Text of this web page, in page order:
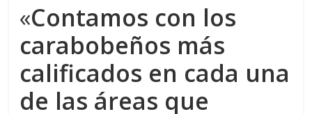
«Contamos con los
carabobeños más
calificados en cada una
de las áreas que